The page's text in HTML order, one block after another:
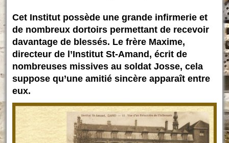
Cet Institut possède une grande infirmerie et
de nombreux dortoirs permettant de recevoir
davantage de blessés. Le frère Maxime,
directeur de l’Institut St-Amand, écrit de
nombreuses missives au soldat Josse, cela
suppose qu’une amitié sincère apparaît entre
eux.